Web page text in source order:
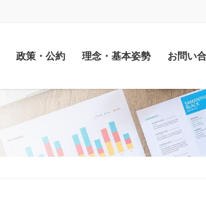
政策・公約 理念・基本姿勢 お問い